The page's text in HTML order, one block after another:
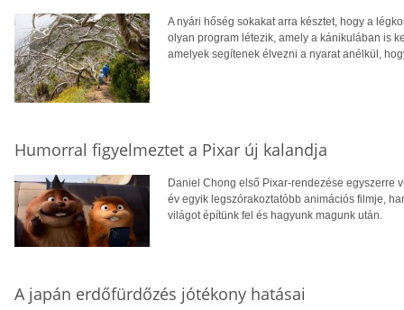
A nyári hőség sokakat arra késztet, hogy a
olyan program létezik, amely a kánikulában is
amelyek segítenek élvezni a nyarat anélkül,
Humorral figyelmeztet a Pixar új kalandja
Daniel Chong első Pixar-rendezése egyszerre
év egyik legszórakoztatóbb animációs filmje,
világot építünk fel és hagyunk magunk után.
A japán erdőfürdőzés jótékony hatásai